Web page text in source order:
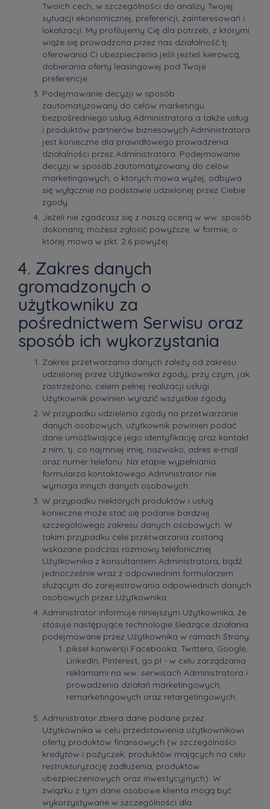
Twoich cech, w szczególności do analizy Twojej
sytuacji ekonomicznej, preferencji, zainteresowań i
lokalizacji. My profilujemy Cię dla potrzeb, z którymi
wiąże się prowadzona przez nas działalność tj.
oferowania Ci ubezpieczenia jeśli jesteś kierowcą,
dobierania oferty leasingowej pod Twoje
preferencje.
Podejmowanie decyzji w sposób
zautomatyzowany do celów marketingu
bezpośredniego usług Administratora a także usług
i produktów partnerów biznesowych Administratora
jest konieczne dla prawidłowego prowadzenia
działalności przez Administratora. Podejmowanie
decyzji w sposób zautomatyzowany do celów
marketingowych, o których mowa wyżej, odbywa
się wyłącznie na podstawie udzielonej przez Ciebie
zgody.
Jeżeli nie zgadzasz się z naszą oceną w ww. sposób
dokonaną, możesz zgłosić powyższe, w formie, o
której mowa w pkt. 2.6 powyżej.
4. Zakres danych
gromadzonych o
użytkowniku za
pośrednictwem Serwisu oraz
sposób ich wykorzystania
Zakres przetwarzania danych zależy od zakresu
udzielonej przez Użytkownika zgody, przy czym, jak
zastrzeżono, celem pełnej realizacji usługi
Użytkownik powinien wyrazić wszystkie zgody.
W przypadku udzielenia zgody na przetwarzanie
danych osobowych, użytkownik powinien podać
dane umożliwiające jego identyfikację oraz kontakt
z nim, tj. co najmniej imię, nazwisko, adres e-mail
oraz numer telefonu. Na etapie wypełniania
formularza kontaktowego Administrator nie
wymaga innych danych osobowych.
W przypadku niektórych produktów i usług
konieczne może stać się podanie bardziej
szczegółowego zakresu danych osobowych. W
takim przypadku cele przetwarzania zostaną
wskazane podczas rozmowy telefonicznej
Użytkownika z konsultantem Administratora, bądź
jednocześnie wraz z odpowiednim formularzem
służącym do zarejestrowania odpowiednich danych
osobowych przez Użytkownika.
Administrator informuje niniejszym Użytkownika, że
stosuje następujące technologie śledzące działania
podejmowane przez Użytkownika w ramach Strony:
piksel konwersji Facebooka, Twittera, Google,
LinkedIn, Pinterest, go.pl - w celu zarządzania
reklamami na ww. serwisach Administratora i
prowadzenia działań marketingowych,
remarketingowych oraz retargetingowych.
Administrator zbiera dane podane przez
Użytkownika w celu przedstawienia użytkownikowi
oferty produktów finansowych (w szczególności
kredytów i pożyczek, produktów mających na celu
restrukturyzację zadłużenia, produktów
ubezpieczeniowych oraz inwestycyjnych). W
związku z tym dane osobowe klienta mogą być
wykorzystywane w szczególności dla